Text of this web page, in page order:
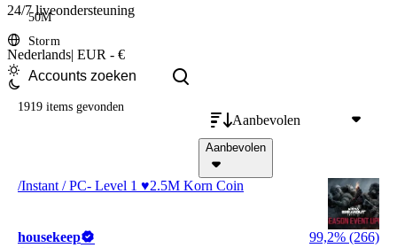
24/7 liveondersteuning
Nederlands| EUR - €
50M
Storm
Aanbevolen
Aanbevolen
1919 items gevonden
/Instant / PC- Level 1 ♥2.5M Korn Coin
housekeep
99,2% (266)